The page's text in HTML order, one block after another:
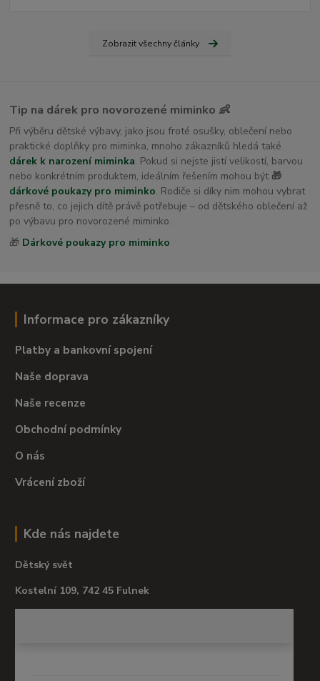
Zobrazit všechny články
Tip na dárek pro novorozené miminko 👶
Při výběru dětské výbavy, jako jsou froté osušky, oblečení nebo
praktické doplňky pro miminka, mnoho zákazníků hledá také
dárek k narození miminka. Pokud si nejste jistí velikostí, barvou
nebo konkrétním produktem, ideálním řešením mohou být 🎁
dárkové poukazy pro miminko. Rodiče si díky nim mohou vybrat
přesně to, co jejich dítě právě potřebuje – od dětského oblečení až
po výbavu pro novorozené miminko.
🎁 Dárkové poukazy pro miminko
Informace pro zákazníky
Platby a bankovní spojení
Naše doprava
Naše recenze
Obchodní podmínky
O nás
Vrácení zboží
Kde nás najdete
Dětský svět
Kostelní 109, 742 45 Fulnek